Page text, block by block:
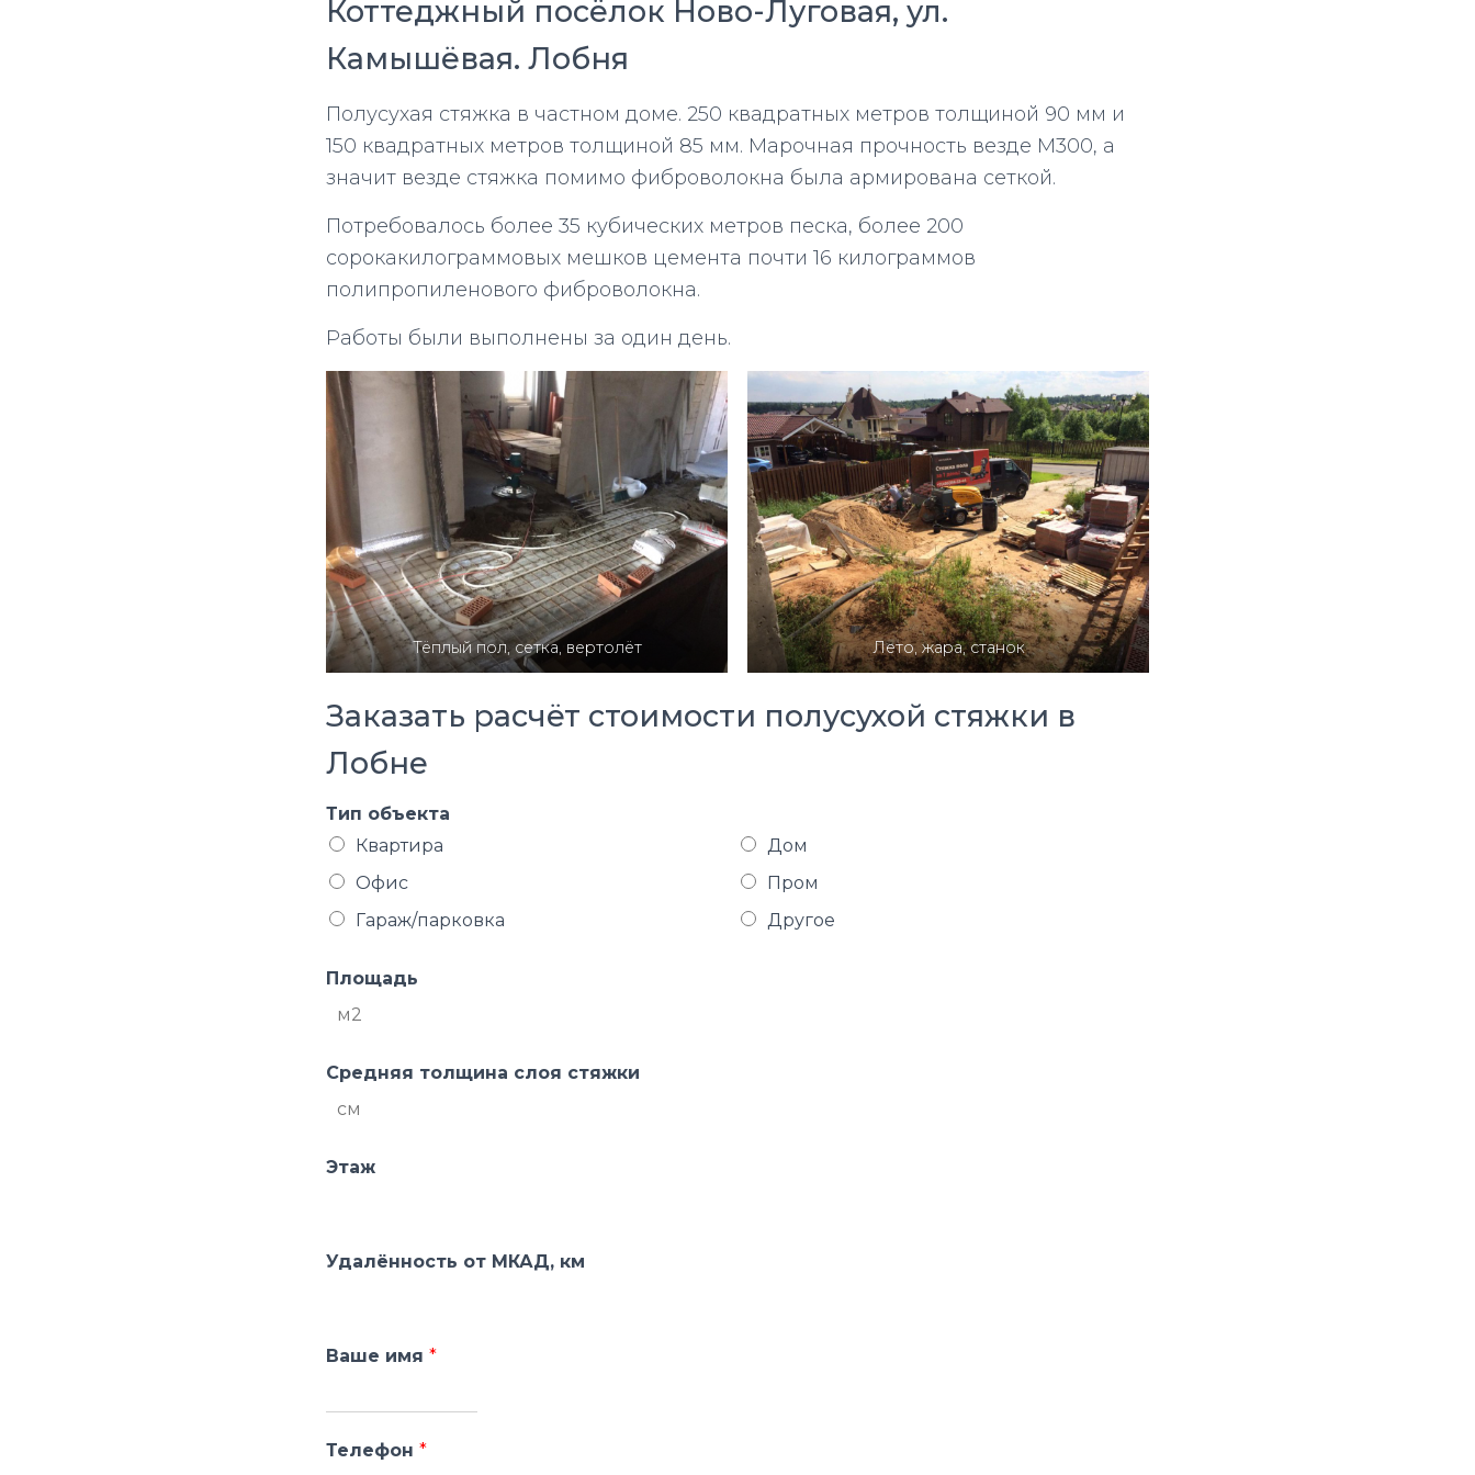
Коттеджный посёлок Ново-Луговая, ул.
Камышёвая. Лобня
Полусухая стяжка в частном доме. 250 квадратных метров толщиной 90 мм и
150 квадратных метров толщиной 85 мм. Марочная прочность везде М300, а
значит везде стяжка помимо фиброволокна была армирована сеткой.
Потребовалось более 35 кубических метров песка, более 200
сорокакилограммовых мешков цемента почти 16 килограммов
полипропиленового фиброволокна.
Работы были выполнены за один день.
Тёплый пол, сетка, вертолёт Лето, жара, станок
Заказать расчёт стоимости полусухой стяжки в
Лобне
Тип объекта
Квартира
Дом
Офис
Пром
Гараж/парковка
Другое
Площадь
Средняя толщина слоя стяжки
Этаж
Удалённость от МКАД, км
Ваше имя *
Телефон *